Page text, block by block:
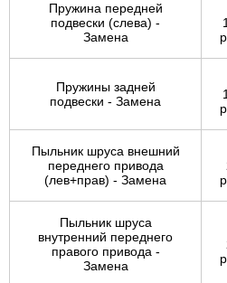
Пружина передней
подвески (слева) -
Замена
Пружины задней
подвески - Замена
Пыльник шруса внешний
переднего привода
(лев+прав) - Замена
Пыльник шруса
внутренний переднего
правого привода -
Замена